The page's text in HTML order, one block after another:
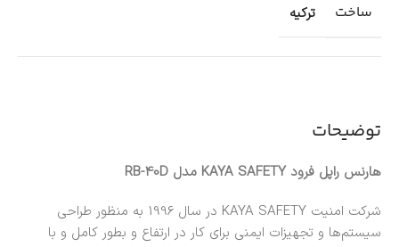
توضیحات
هارنس راپل فرود KAYA SAFETY مدل RB-40D
شرکت امنیت KAYA SAFETY در سال 1996 به منظور طراحی
سیستم‌ها و تجهیزات ایمنی برای کار در ارتفاع و بطور کامل و با
ساخت ترکیه